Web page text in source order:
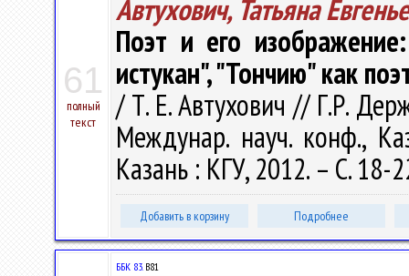
61
полный
текст
Автухович, Татьяна
Поэт и его
истукан", "Тончию" как
/ Т. Е. Автухович // Г.Р.
Междунар. науч. конф.,
Казань : КГУ, 2012. – С. 18-
Добавить в корзину Подробнее
ББК 83.В81